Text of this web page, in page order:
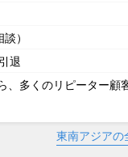
）
退
、多くのリピーター顧
東南アジアの